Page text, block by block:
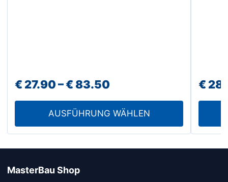
€27.90–€83.50
€ 27.90
bis
€ 83.50
AUSFÜHRUNG WÄHLEN
€
MasterBau Shop